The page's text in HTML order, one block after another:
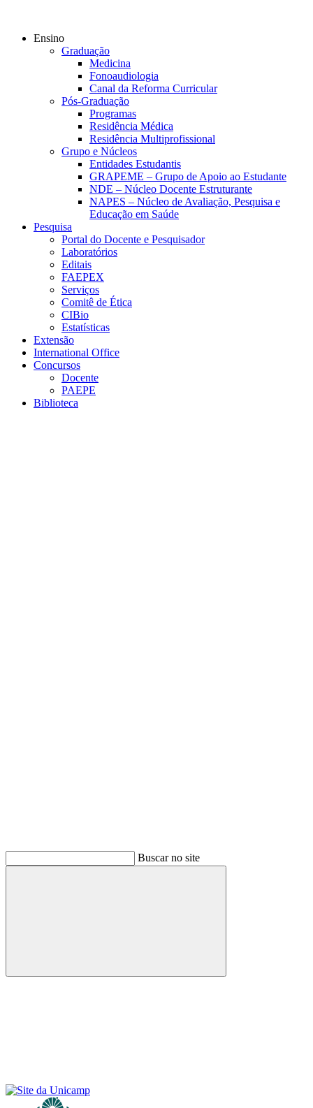
Ensino
Graduação
Medicina
Fonoaudiologia
Canal da Reforma Curricular
Pós-Graduação
Programas
Residência Médica
Residência Multiprofissional
Grupo e Núcleos
Entidades Estudantis
GRAPEME – Grupo de Apoio ao Estudante
NDE – Núcleo Docente Estruturante
NAPES – Núcleo de Avaliação, Pesquisa e
Educação em Saúde
Pesquisa
Portal do Docente e Pesquisador
Laboratórios
Editais
FAEPEX
Serviços
Comitê de Ética
CIBio
Estatísticas
Extensão
International Office
Concursos
Docente
PAEPE
Biblioteca
Buscar no site
Buscar